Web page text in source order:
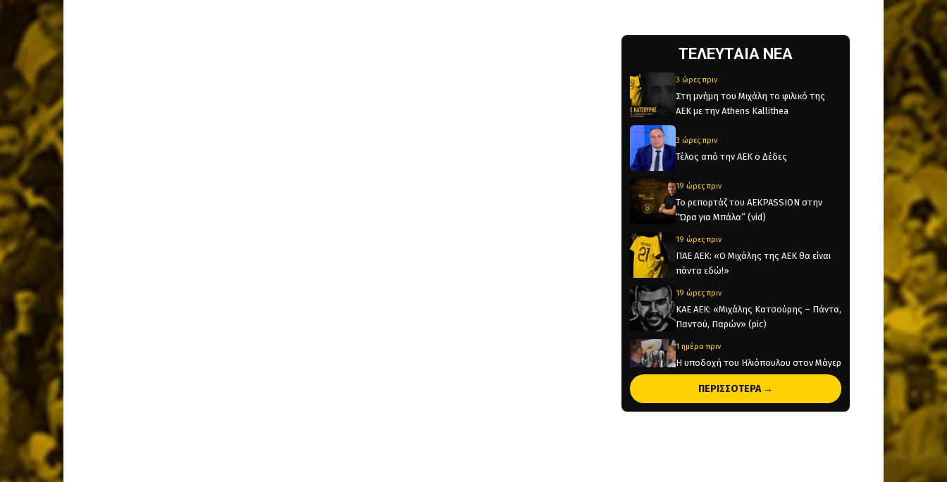
ΤΕΛΕΥΤΑΙΑ ΝΕΑ
3 ώρες πριν
Στη μνήμη του Μιχάλη το φιλικό της
ΑΕΚ με την Athens Kallithea
3 ώρες πριν
Τέλος από την ΑΕΚ ο Δέδες
19 ώρες πριν
Το ρεπορτάζ του AEKPASSION στην
“Ώρα για Μπάλα” (vid)
19 ώρες πριν
ΠΑΕ ΑΕΚ: «Ο Μιχάλης της ΑΕΚ θα είναι
πάντα εδώ!»
19 ώρες πριν
KAE AEK: «Μιχάλης Κατσούρης – Πάντα,
Παντού, Παρών» (pic)
1 ημέρα πριν
Η υποδοχή του Ηλιόπουλου στον Μάγερ
(vid)
ΠΕΡΙΣΣΟΤΕΡΑ →